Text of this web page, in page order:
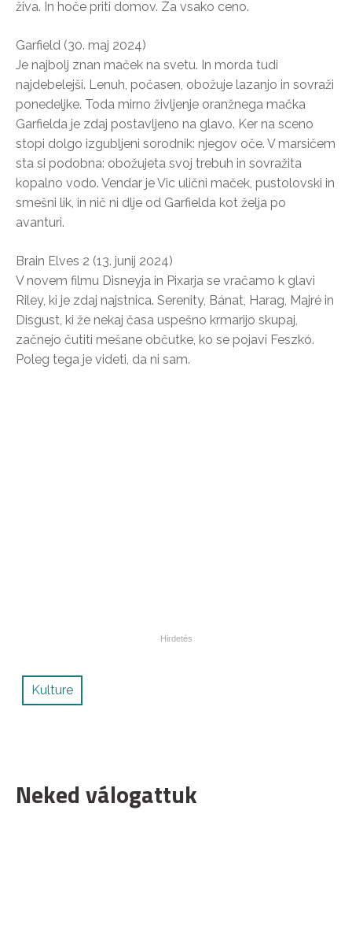
živa. In hoče priti domov. Za vsako ceno.
Garfield (30. maj 2024)
Je najbolj znan maček na svetu. In morda tudi
najdebelejši. Lenuh, počasen, obožuje lazanjo in sovraži
ponedeljke. Toda mirno življenje oranžnega mačka
Garfielda je zdaj postavljeno na glavo. Ker na sceno
stopi dolgo izgubljeni sorodnik: njegov oče. V marsičem
sta si podobna: obožujeta svoj trebuh in sovražita
kopalno vodo. Vendar je Vic ulični maček, pustolovski in
smešni lik, in nič ni dlje od Garfielda kot želja po
avanturi.
Brain Elves 2 (13. junij 2024)
V novem filmu Disneyja in Pixarja se vračamo k glavi
Riley, ki je zdaj najstnica. Serenity, Bánat, Harag, Majré in
Disgust, ki že nekaj časa uspešno krmarijo skupaj,
začnejo čutiti mešane občutke, ko se pojavi Feszkó.
Poleg tega je videti, da ni sam.
Kulture
Neked válogattuk